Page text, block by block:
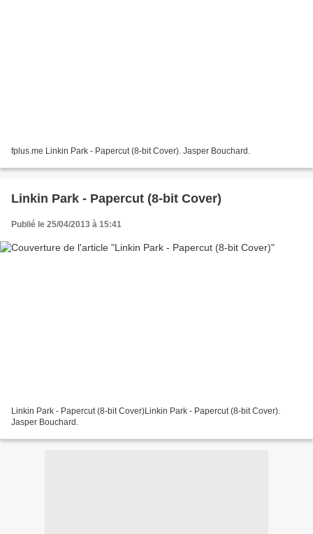
fplus.me Linkin Park - Papercut (8-bit Cover). Jasper Bouchard.
Linkin Park - Papercut (8-bit Cover)
Publié le 25/04/2013 à 15:41
Linkin Park - Papercut (8-bit Cover)Linkin Park - Papercut (8-bit Cover).
Jasper Bouchard.